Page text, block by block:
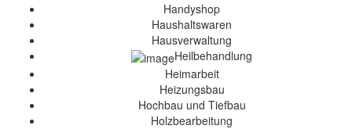
Handyshop
Haushaltswaren
Hausverwaltung
Heilbehandlung
Heimarbeit
Heizungsbau
Hochbau und Tiefbau
Holzbearbeitung